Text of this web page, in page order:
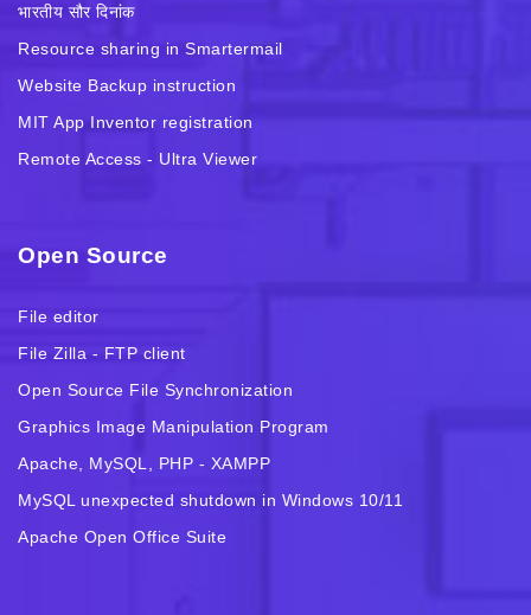
भारतीय सौर दिनांक
Resource sharing in Smartermail
Website Backup instruction
MIT App Inventor registration
Remote Access - Ultra Viewer
Open Source
File editor
File Zilla - FTP client
Open Source File Synchronization
Graphics Image Manipulation Program
Apache, MySQL, PHP - XAMPP
MySQL unexpected shutdown in Windows 10/11
Apache Open Office Suite